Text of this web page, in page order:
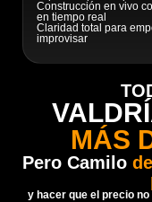
Construcción en vivo
en tiempo real
Claridad total para
improvisar
MÁS
Pero Camilo
y hacer que el precio